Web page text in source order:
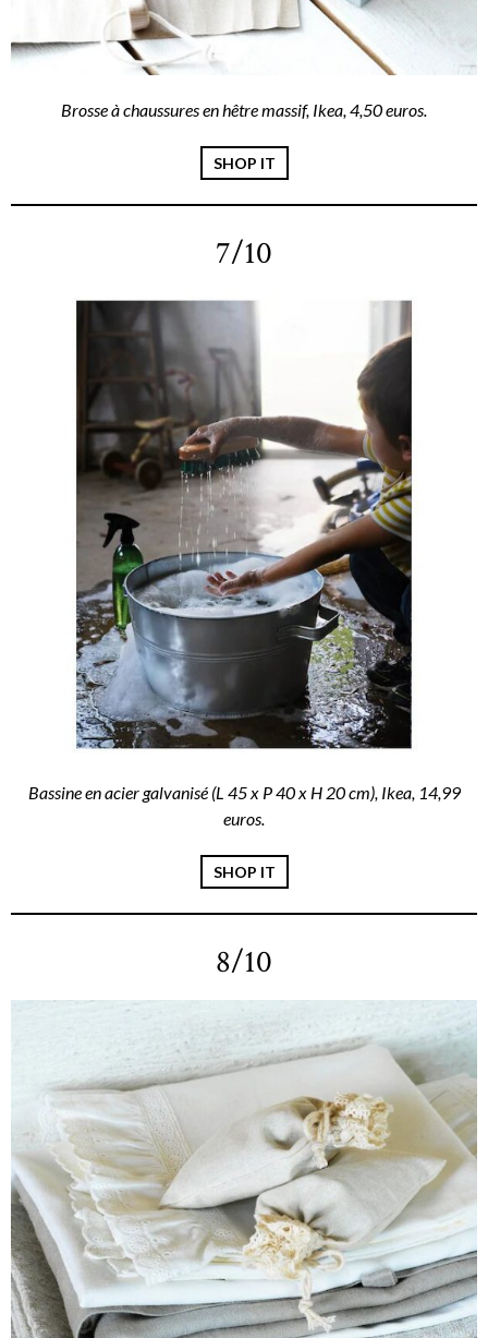
Brosse à chaussures en hêtre massif, Ikea, 4,50 euros.
SHOP IT
7/10
Bassine en acier galvanisé (L 45 x P 40 x H 20 cm), Ikea, 14,99
euros.
SHOP IT
8/10